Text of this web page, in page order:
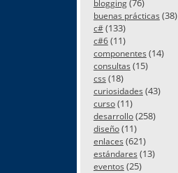
blogging(76)
buenas prácticas (38)
c#(133)
c#6(11)
componentes (14)
consultas (15)
css (18)
curiosidades (43)
curso(11)
desarrollo(258)
diseño(11)
enlaces (621)
estándares (13)
eventos (25)